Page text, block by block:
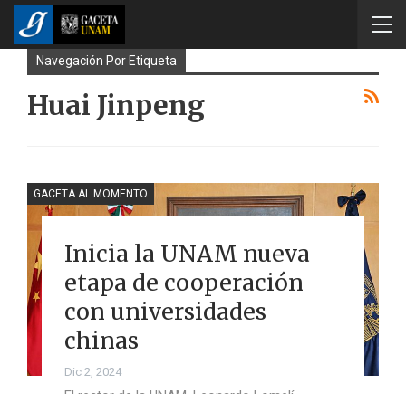
Navegación Por Etiqueta
Huai Jinpeng
GACETA AL MOMENTO
Inicia la UNAM nueva
etapa de cooperación
con universidades
chinas
Dic 2, 2024